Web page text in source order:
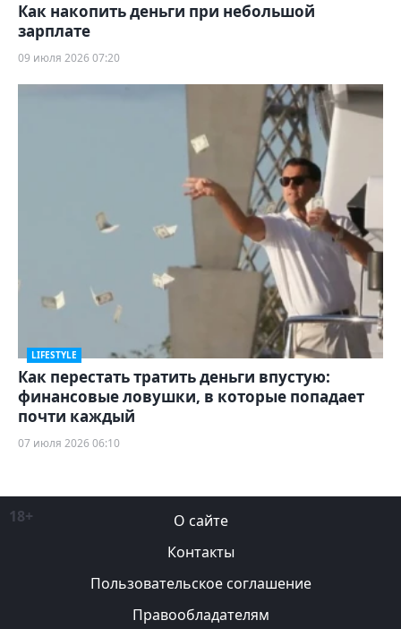
Как накопить деньги при небольшой
зарплате
09 июля 2026 07:20
LIFESTYLE
Как перестать тратить деньги впустую:
финансовые ловушки, в которые попадает
почти каждый
07 июля 2026 06:10
18+
О сайте
Контакты
Пользовательское соглашение
Правообладателям